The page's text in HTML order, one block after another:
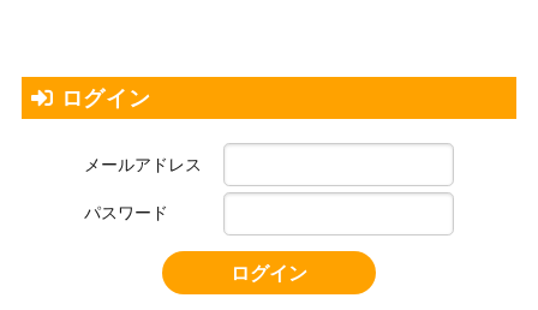
ログイン
メールアドレス
パスワード
ログイン